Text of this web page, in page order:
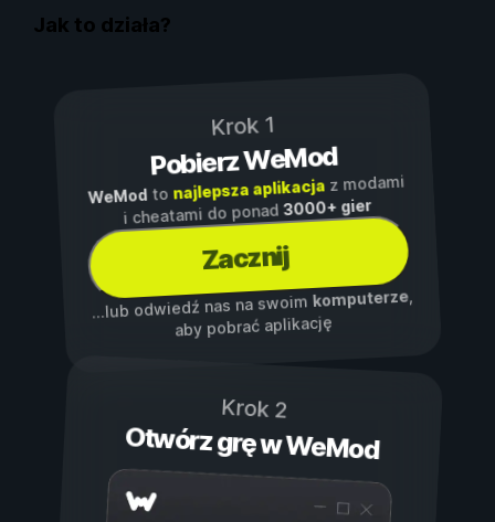
Jak to działa?
Krok 1
Pobierz WeMod
WeModto najlepsza aplikacjaz modami
i cheatami do ponad3000+ gier
Zacznij
...lub odwiedź nas na swoim komputerze,
aby pobrać aplikację
Krok 2
Otwórz grę w WeMod